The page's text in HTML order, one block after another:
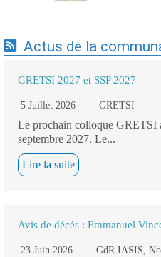
Actus de la
GRETSI 2027 et SSP 2027
5 Juillet 2026 GRETSI
Le prochain colloque GRETSI
septembre 2027. Le...
Lire la suite
Avis de décès : Emmanuel
23 Juin 2026 GdR IASIS,